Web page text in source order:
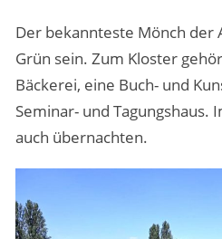
Der bekannteste Mönch der
Grün sein. Zum Kloster
Bäckerei, eine Buch- und
Seminar- und Tagungshaus.
auch übernachten.